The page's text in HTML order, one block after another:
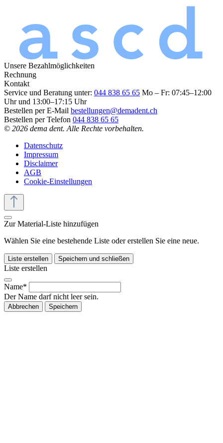
Unsere Bezahlmöglichkeiten
Rechnung
Kontakt
Service und Beratung unter: 044 838 65 65 Mo – Fr: 07:45–12:00
Uhr und 13:00–17:15 Uhr
Bestellen per E-Mail bestellungen@demadent.ch
Bestellen per Telefon 044 838 65 65
© 2026 dema dent. Alle Rechte vorbehalten.
Datenschutz
Impressum
Disclaimer
AGB
Cookie-Einstellungen
Zur Material-Liste hinzufügen
Wählen Sie eine bestehende Liste oder erstellen Sie eine neue.
Liste erstellen Speichern und schließen
Liste erstellen
Name*
Der Name darf nicht leer sein.
Abbrechen Speichern